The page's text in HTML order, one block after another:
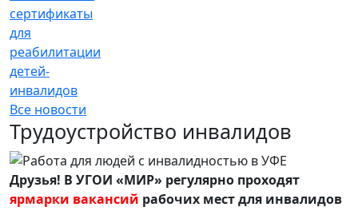
сертификаты
для
реабилитации
детей-
инвалидов
Все новости
Трудоустройство инвалидов
Друзья! В УГОИ «МИР» регулярно проходят
ярмарки вакансий рабочих мест для инвалидов